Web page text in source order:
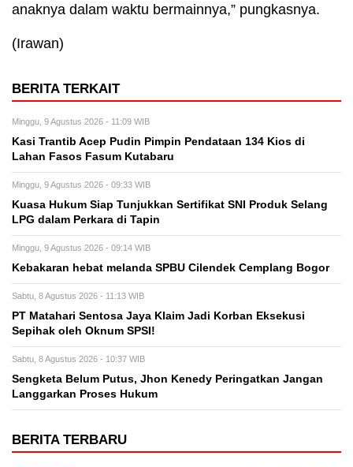
anaknya dalam waktu bermainnya,” pungkasnya.
(Irawan)
BERITA TERKAIT
Minggu, 9 Agustus 2026 - 11:09 WIB
Kasi Trantib Acep Pudin Pimpin Pendataan 134 Kios di
Lahan Fasos Fasum Kutabaru
Minggu, 9 Agustus 2026 - 09:33 WIB
Kuasa Hukum Siap Tunjukkan Sertifikat SNI Produk Selang
LPG dalam Perkara di Tapin
Minggu, 9 Agustus 2026 - 09:14 WIB
Kebakaran hebat melanda SPBU Cilendek Cemplang Bogor
Sabtu, 8 Agustus 2026 - 11:13 WIB
PT Matahari Sentosa Jaya Klaim Jadi Korban Eksekusi
Sepihak oleh Oknum SPSI!
Sabtu, 8 Agustus 2026 - 10:37 WIB
Sengketa Belum Putus, Jhon Kenedy Peringatkan Jangan
Langgarkan Proses Hukum
BERITA TERBARU